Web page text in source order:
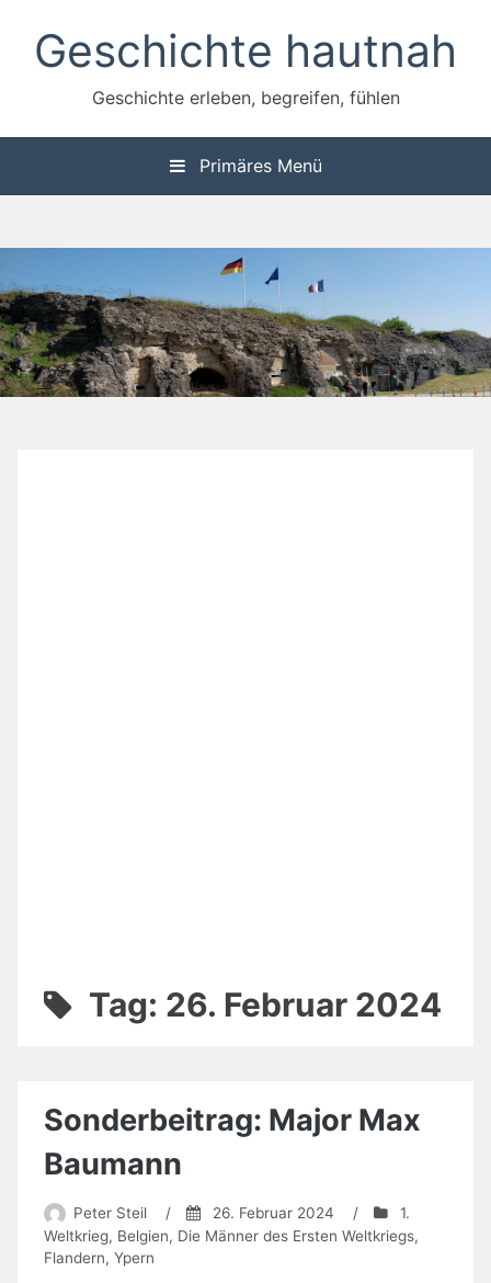
Inhalt
springenGeschichte hautnah
Geschichte erleben, begreifen, fühlen
Primäres Menü
Tag: 26. Februar 2024
Sonderbeitrag: Major Max
Baumann
Peter Steil / 26. Februar 2024 /
1.
Weltkrieg, Belgien, Die Männer des Ersten Weltkriegs,
Flandern, Ypern